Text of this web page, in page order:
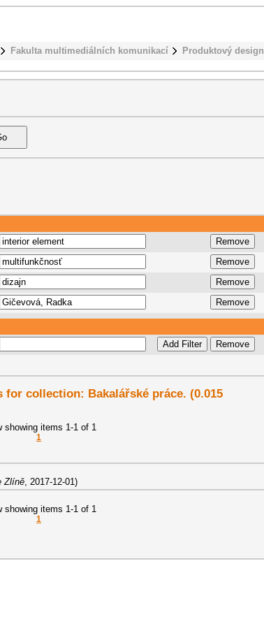
Fakulta multimediálních komunikací Produktový design
collection: Bakalářské práce. (0.015
showing items 1-1 of 1
1
Zlíně, 2017-12-01)
showing items 1-1 of 1
1